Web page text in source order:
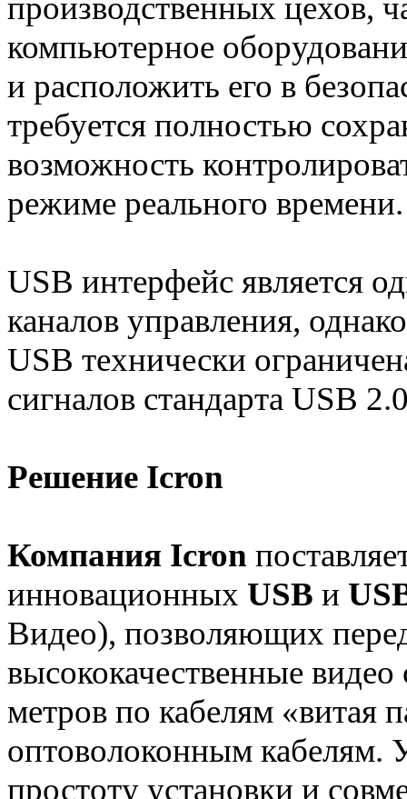
производственных цехов,
компьютерное
и расположить его в
требуется полностью
возможность
режиме реального времени.
USB интерфейс является
каналов управления,
USB технически
сигналов стандарта USB
Решение Icron
Компания Icron
инновационных USB и
Видео), позволяющих
высококачественные
метров по кабелям «витая
оптоволоконным кабелям.
простоту установки и